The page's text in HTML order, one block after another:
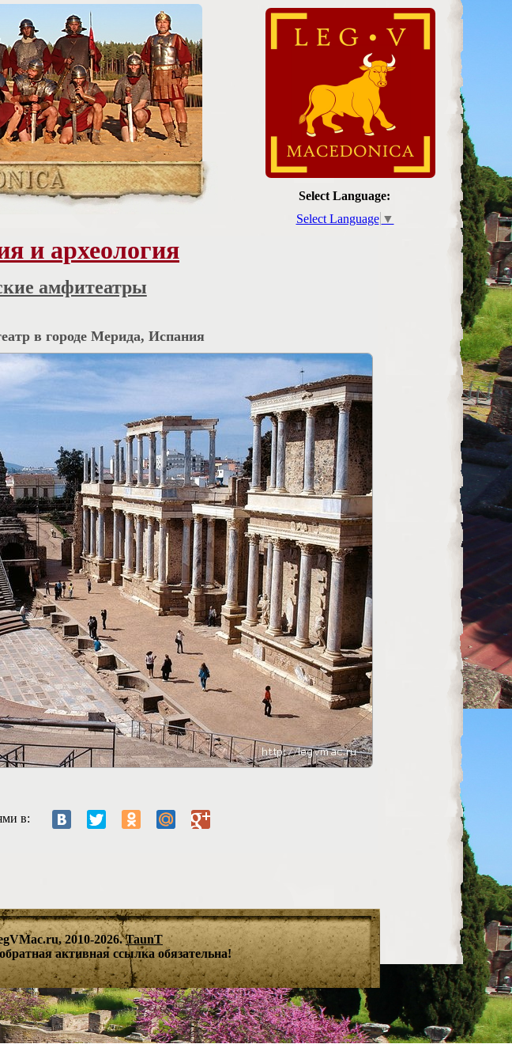
Select Language:
Select Language ▼
и археология
амфитеатры
в городе Мерида, Испания
в:
2010-2026.TaunT
активная ссылка обязательна!